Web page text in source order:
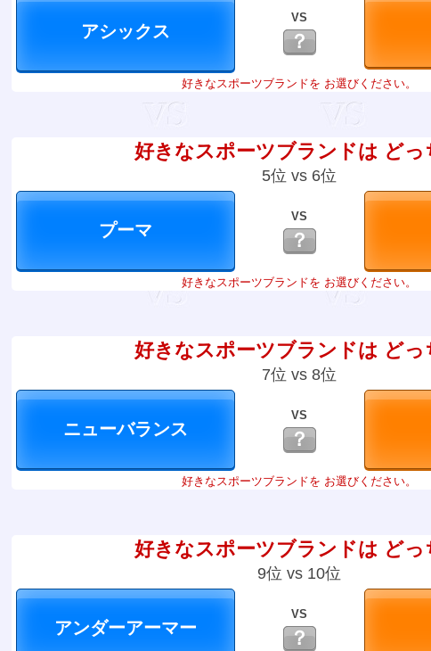
VS
？
好きなスポーツブランドを お選びください。
好きなスポーツブランドは どっ
5位 vs 6位
VS
？
好きなスポーツブランドを お選びください。
好きなスポーツブランドは どっ
7位 vs 8位
VS
？
好きなスポーツブランドを お選びください。
好きなスポーツブランドは どっ
9位 vs 10位
VS
？